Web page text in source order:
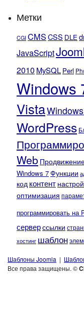
Метки
CGI CMSCSS DLE
JavaScript
2010 MySQL Perl
Windows
Vista
WordPress
Web
Windows 7Функции
код контент
оптимизация
программировать на
серверссылки
хостинг шаблон
Шаблоны Joomla |
Все права защищены. ©